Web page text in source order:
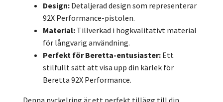
Design: Detaljerad design som representerar
92X Performance-pistolen.
Material: Tillverkad i högkvalitativt material
för långvarig användning.
Perfekt för Beretta-entusiaster: Ett
stilfullt sätt att visa upp din kärlek för
Beretta 92X Performance.